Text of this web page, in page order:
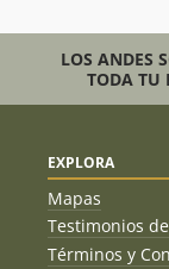
LOS ANDES
TODA TU
EXPLORA
Mapas
Testimonios
Términos y